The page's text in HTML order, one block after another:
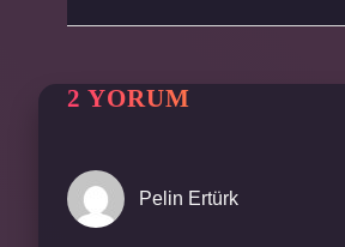
2 YORUM
Pelin Ertürk